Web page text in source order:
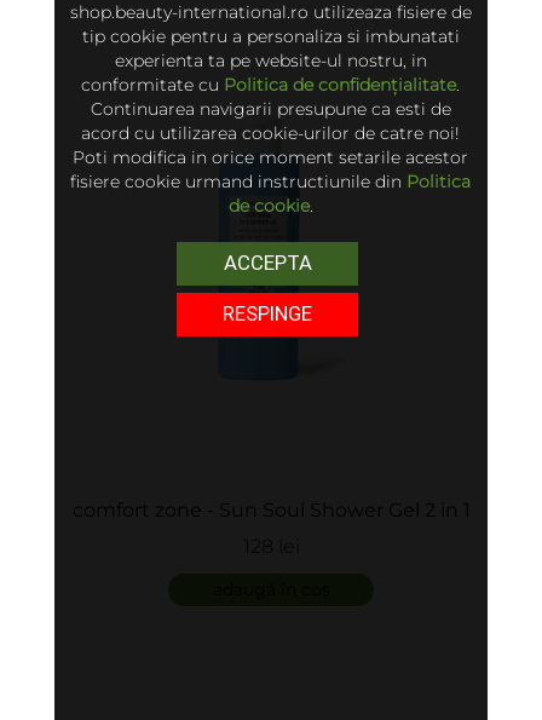
comfort zone - Sun Soul Shower Gel 2 in 1
128 lei
shop.beauty-international.ro utilizeaza fisiere de
tip cookie pentru a personaliza si imbunatati
experienta ta pe website-ul nostru, in
conformitate cu Politica de confidențialitate.
Continuarea navigarii presupune ca esti de
acord cu utilizarea cookie-urilor de catre noi!
Poti modifica in orice moment setarile acestor
fisiere cookie urmand instructiunile din Politica
de cookie.
ACCEPTA
RESPINGE